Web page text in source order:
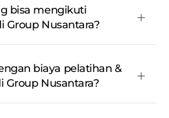
bisa mengikuti
Group Nusantara?
biaya pelatihan &
Group Nusantara?